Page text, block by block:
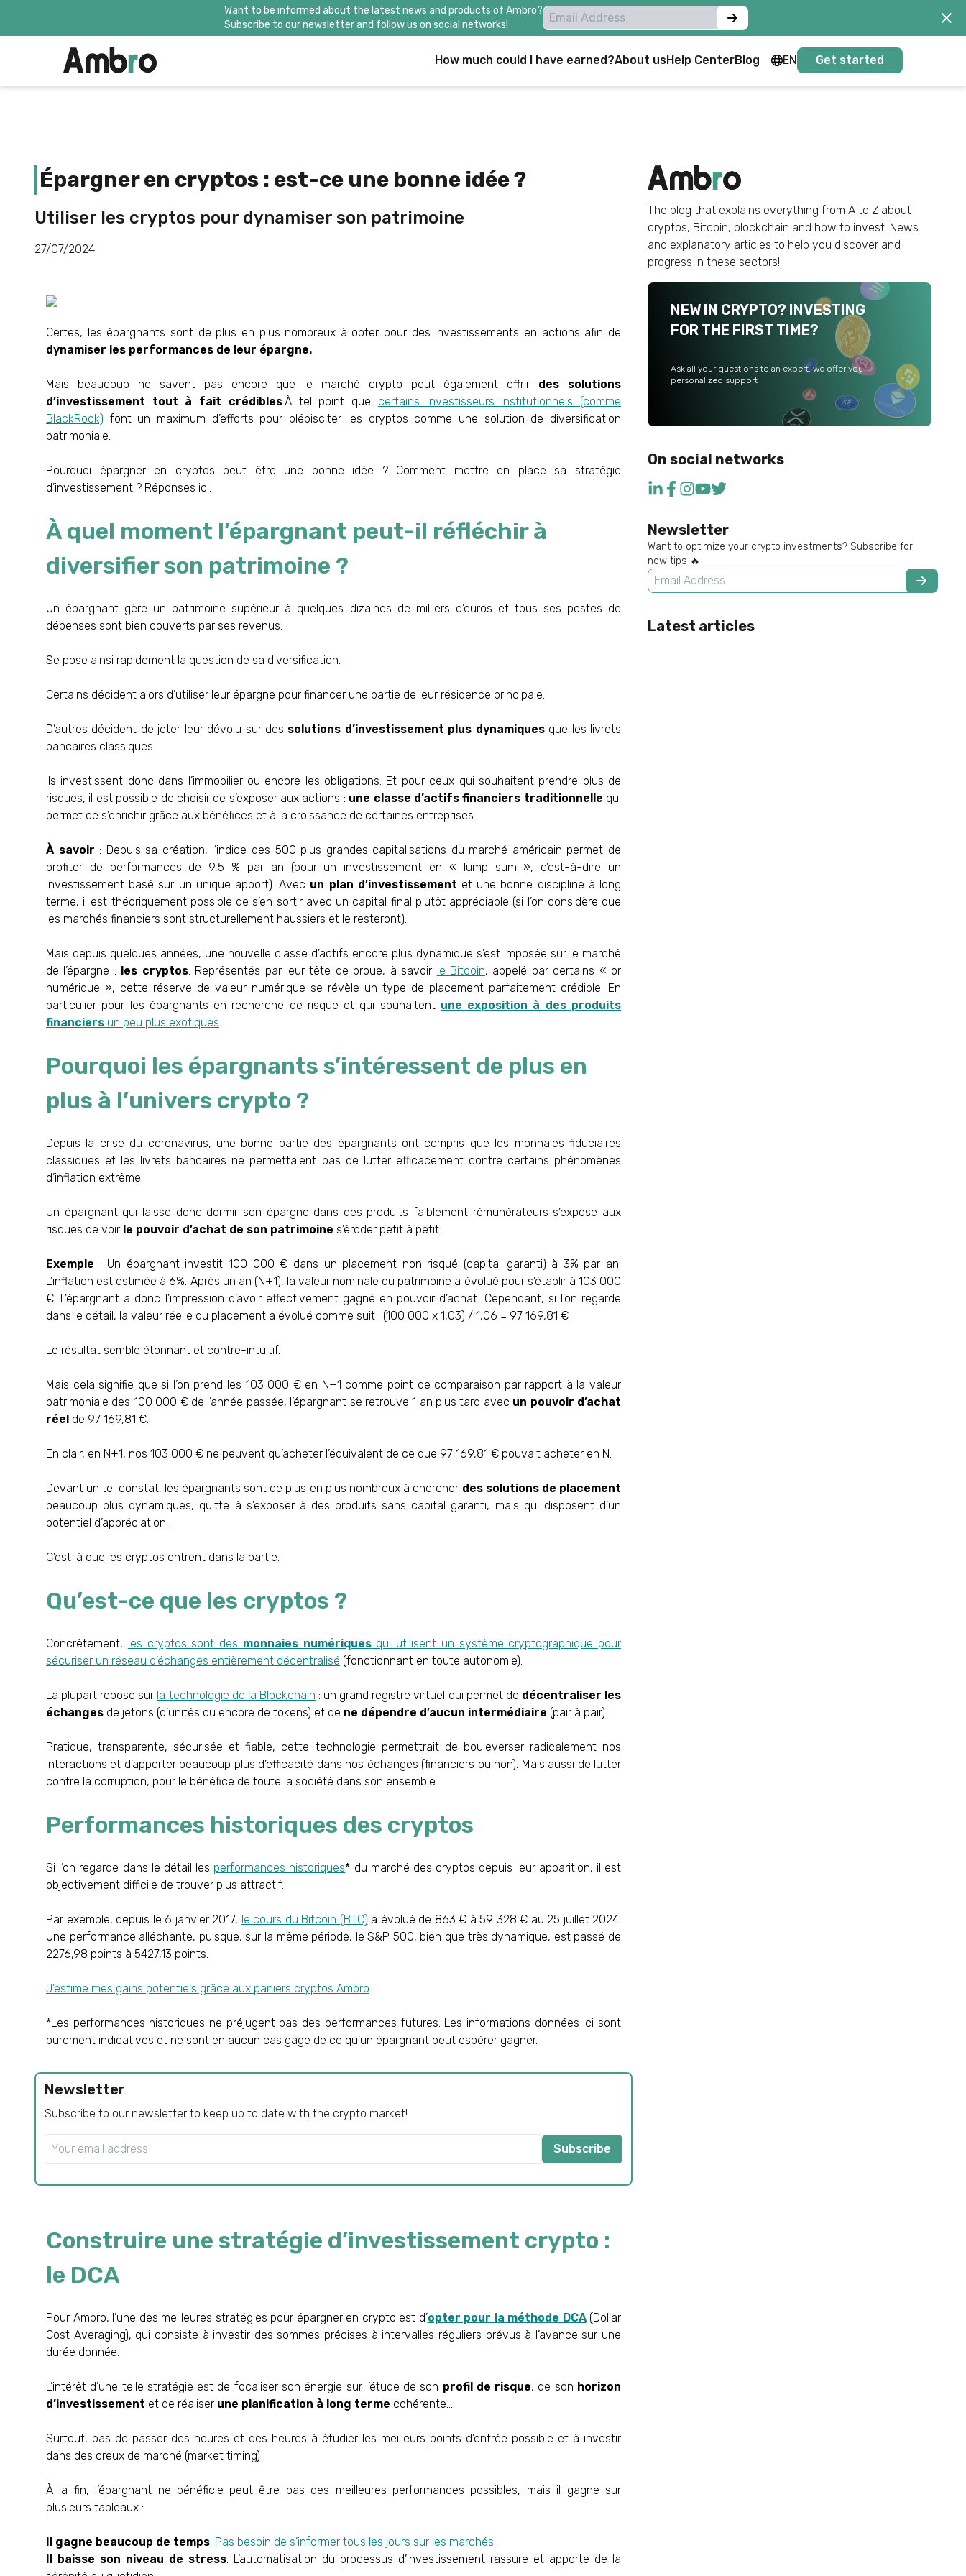
Want to be informed about the latest news and products of Ambro?
Subscribe to our newsletter and follow us on social networks!
How much could I have earned?About usHelp CenterBlog EN
FR
Get started
Épargner en cryptos : est-ce une bonne idée ?
Utiliser les cryptos pour dynamiser son patrimoine
27/07/2024
Certes, les épargnants sont de plus en plus nombreux à opter pour des investissements en actions afin de
dynamiser les performances de leur épargne.
Mais beaucoup ne savent pas encore que le marché crypto peut également offrir des solutions
d’investissement tout à fait crédibles.À tel point que certains investisseurs institutionnels (comme
BlackRock) font un maximum d’efforts pour plébisciter les cryptos comme une solution de diversification
patrimoniale.
Pourquoi épargner en cryptos peut être une bonne idée ? Comment mettre en place sa stratégie
d’investissement ? Réponses ici.
À quel moment l’épargnant peut-il réfléchir à
diversifier son patrimoine ?
Un épargnant gère un patrimoine supérieur à quelques dizaines de milliers d’euros et tous ses postes de
dépenses sont bien couverts par ses revenus.
Se pose ainsi rapidement la question de sa diversification.
Certains décident alors d’utiliser leur épargne pour financer une partie de leur résidence principale.
D’autres décident de jeter leur dévolu sur des solutions d’investissement plus dynamiques que les livrets
bancaires classiques.
Ils investissent donc dans l’immobilier ou encore les obligations. Et pour ceux qui souhaitent prendre plus de
risques, il est possible de choisir de s’exposer aux actions : une classe d’actifs financiers traditionnelle qui
permet de s’enrichir grâce aux bénéfices et à la croissance de certaines entreprises.
À savoir : Depuis sa création, l’indice des 500 plus grandes capitalisations du marché américain permet de
profiter de performances de 9,5 % par an (pour un investissement en « lump sum », c’est-à-dire un
investissement basé sur un unique apport). Avec un plan d’investissement et une bonne discipline à long
terme, il est théoriquement possible de s’en sortir avec un capital final plutôt appréciable (si l’on considère que
les marchés financiers sont structurellement haussiers et le resteront).
Mais depuis quelques années, une nouvelle classe d’actifs encore plus dynamique s’est imposée sur le marché
de l’épargne : les cryptos. Représentés par leur tête de proue, à savoir le Bitcoin, appelé par certains « or
numérique », cette réserve de valeur numérique se révèle un type de placement parfaitement crédible. En
particulier pour les épargnants en recherche de risque et qui souhaitent une exposition à des produits
financiers un peu plus exotiques.
Pourquoi les épargnants s’intéressent de plus en
plus à l’univers crypto ?
Depuis la crise du coronavirus, une bonne partie des épargnants ont compris que les monnaies fiduciaires
classiques et les livrets bancaires ne permettaient pas de lutter efficacement contre certains phénomènes
d’inflation extrême.
Un épargnant qui laisse donc dormir son épargne dans des produits faiblement rémunérateurs s’expose aux
risques de voir le pouvoir d’achat de son patrimoine s’éroder petit à petit.
Exemple : Un épargnant investit 100 000 € dans un placement non risqué (capital garanti) à 3% par an.
L’inflation est estimée à 6%. Après un an (N+1), la valeur nominale du patrimoine a évolué pour s’établir à 103 000
€. L’épargnant a donc l’impression d’avoir effectivement gagné en pouvoir d’achat. Cependant, si l’on regarde
dans le détail, la valeur réelle du placement a évolué comme suit : (100 000 x 1,03) / 1,06 = 97 169,81 €
Le résultat semble étonnant et contre-intuitif.
Mais cela signifie que si l’on prend les 103 000 € en N+1 comme point de comparaison par rapport à la valeur
patrimoniale des 100 000 € de l’année passée, l’épargnant se retrouve 1 an plus tard avec un pouvoir d’achat
réel de 97 169,81 €.
En clair, en N+1, nos 103 000 € ne peuvent qu’acheter l’équivalent de ce que 97 169,81 € pouvait acheter en N.
Devant un tel constat, les épargnants sont de plus en plus nombreux à chercher des solutions de placement
beaucoup plus dynamiques, quitte à s’exposer à des produits sans capital garanti, mais qui disposent d’un
potentiel d’appréciation.
C’est là que les cryptos entrent dans la partie.
Qu’est-ce que les cryptos ?
Concrètement, les cryptos sont des monnaies numériquesqui utilisent un système cryptographique pour
sécuriser un réseau d’échanges entièrement décentralisé (fonctionnant en toute autonomie).
La plupart repose sur la technologie de la Blockchain : un grand registre virtuel qui permet de décentraliser les
échanges de jetons (d’unités ou encore de tokens) et de ne dépendre d’aucun intermédiaire (pair à pair).
Pratique, transparente, sécurisée et fiable, cette technologie permettrait de bouleverser radicalement nos
interactions et d’apporter beaucoup plus d’efficacité dans nos échanges (financiers ou non). Mais aussi de lutter
contre la corruption, pour le bénéfice de toute la société dans son ensemble.
Performances historiques des cryptos
Si l’on regarde dans le détail les performances historiques* du marché des cryptos depuis leur apparition, il est
objectivement difficile de trouver plus attractif.
Par exemple, depuis le 6 janvier 2017, le cours du Bitcoin (BTC) a évolué de 863 € à 59 328 € au 25 juillet 2024.
Une performance alléchante, puisque, sur la même période, le S&P 500, bien que très dynamique, est passé de
2276,98 points à 5427,13 points.
J’estime mes gains potentiels grâce aux paniers cryptos Ambro.
*Les performances historiques ne préjugent pas des performances futures. Les informations données ici sont
purement indicatives et ne sont en aucun cas gage de ce qu’un épargnant peut espérer gagner.
Newsletter
Subscribe to our newsletter to keep up to date with the crypto market!
Subscribe
Construire une stratégie d’investissement crypto :
le DCA
Pour Ambro, l’une des meilleures stratégies pour épargner en crypto est d’opter pour la méthode DCA(Dollar
Cost Averaging), qui consiste à investir des sommes précises à intervalles réguliers prévus à l’avance sur une
durée donnée.
L’intérêt d’une telle stratégie est de focaliser son énergie sur l’étude de son profil de risque, de son horizon
d’investissement et de réaliser une planification à long terme cohérente…
Surtout, pas de passer des heures et des heures à étudier les meilleurs points d’entrée possible et à investir
dans des creux de marché (market timing) !
À la fin, l’épargnant ne bénéficie peut-être pas des meilleures performances possibles, mais il gagne sur
plusieurs tableaux :
Il gagne beaucoup de temps. Pas besoin de s’informer tous les jours sur les marchés.
Il baisse son niveau de stress. L’automatisation du processus d’investissement rassure et apporte de la
The blog that explains everything from A to Z about
cryptos, Bitcoin, blockchain and how to invest. News
and explanatory articles to help you discover and
progress in these sectors!
NEW IN CRYPTO? INVESTING
FOR THE FIRST TIME?
Ask all your questions to an expert, we offer you
personalized support
On social networks
Newsletter
Want to optimize your crypto investments? Subscribe for
new tips 🔥
Latest articles